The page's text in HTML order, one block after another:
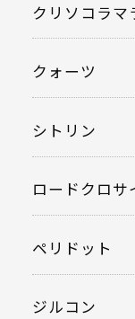
クリソコラマ
クォーツ
シトリン
ロードクロサ
ペリドット
ジルコン